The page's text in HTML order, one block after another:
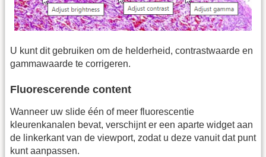
U kunt dit gebruiken om de helderheid, contrastwaarde en
gammawaarde te corrigeren.
Fluorescerende content
Wanneer uw slide één of meer fluorescentie
kleurenkanalen bevat, verschijnt er een aparte widget aan
de linkerkant van de viewport, zodat u deze vanuit dat punt
kunt aanpassen.